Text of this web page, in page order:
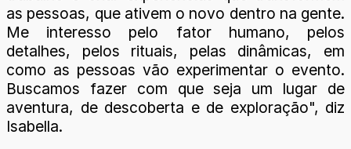
as pessoas, que ativem o novo dentro na gente.
Me interesso pelo fator humano, pelos
detalhes, pelos rituais, pelas dinâmicas, em
como as pessoas vão experimentar o evento.
Buscamos fazer com que seja um lugar de
aventura, de descoberta e de exploração", diz
Isabella.